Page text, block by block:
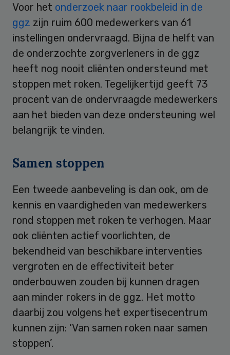
Voor het onderzoek naar rookbeleid in de
ggz zijn ruim 600 medewerkers van 61
instellingen ondervraagd. Bijna de helft van
de onderzochte zorgverleners in de ggz
heeft nog nooit cliënten ondersteund met
stoppen met roken. Tegelijkertijd geeft 73
procent van de ondervraagde medewerkers
aan het bieden van deze ondersteuning wel
belangrijk te vinden.
Samen stoppen
Een tweede aanbeveling is dan ook, om de
kennis en vaardigheden van medewerkers
rond stoppen met roken te verhogen. Maar
ook cliënten actief voorlichten, de
bekendheid van beschikbare interventies
vergroten en de effectiviteit beter
onderbouwen zouden bij kunnen dragen
aan minder rokers in de ggz. Het motto
daarbij zou volgens het expertisecentrum
kunnen zijn: ‘Van samen roken naar samen
stoppen’.